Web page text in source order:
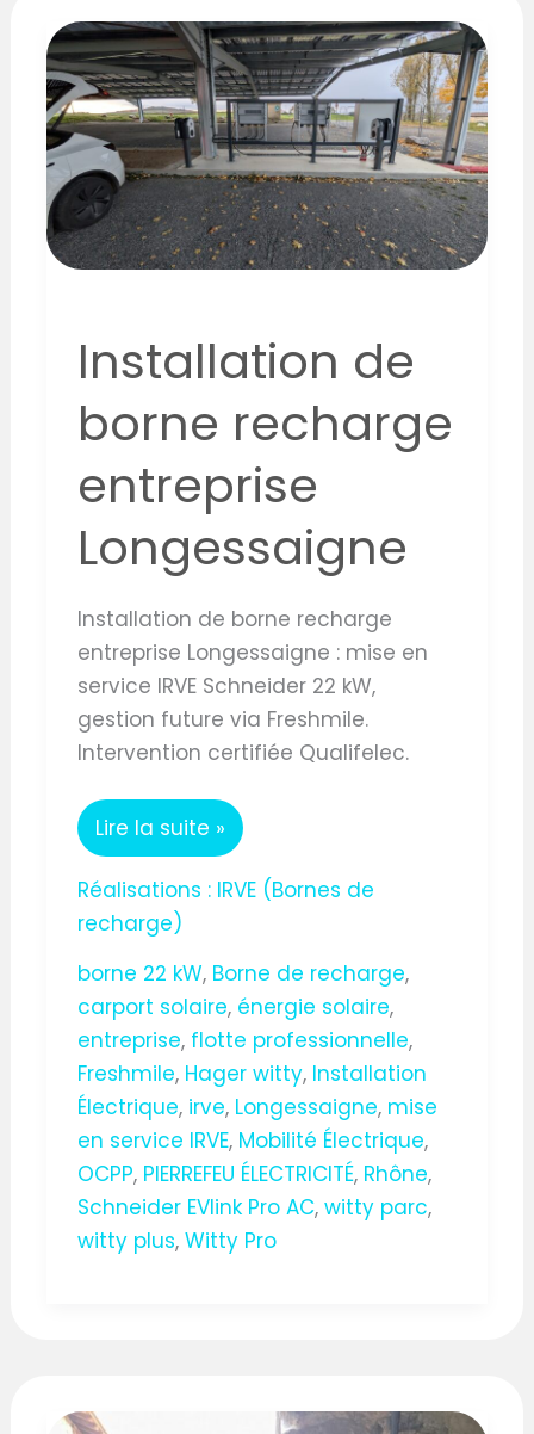
Installation de
borne recharge
entreprise
Longessaigne
Installation de borne recharge
entreprise Longessaigne : mise en
service IRVE Schneider 22 kW,
gestion future via Freshmile.
Intervention certifiée Qualifelec.
de
borne
recharge
entreprise
Longessaigne
Lire la suite »
Réalisations : IRVE (Bornes de
recharge)
borne 22 kW, Borne de recharge,
carport solaire, énergie solaire,
entreprise, flotte professionnelle,
Freshmile, Hager witty, Installation
Électrique, irve, Longessaigne, mise
en service IRVE, Mobilité Électrique,
OCPP, PIERREFEU ÉLECTRICITÉ, Rhône,
Schneider EVlink Pro AC, witty parc,
witty plus, Witty Pro
de